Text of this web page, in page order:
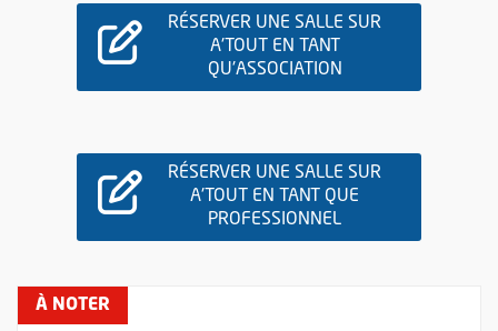
Salle 5 - capacité : 12 personnes
Vue agrandie de l'image
, Ouvre une nouvelle fenêtre
capacité : 30 personnes
Vue agrandie de l'image
RÉSERVER UNE SALLE SUR
A'TOUT EN TANT
QU'ASSOCIATION
, OUVRE UNE NOUVELLE
RÉSERVER UNE SALLE SUR
A'TOUT EN TANT QUE
PROFESSIONNEL
, OUVRE UNE NOUVELLE